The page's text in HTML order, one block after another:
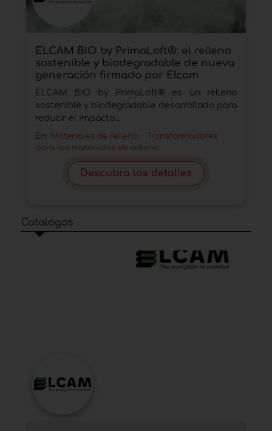
ELCAM BIO by PrimaLoft®: el relleno
sostenible y biodegradable de nueva
generación firmado por Elcam
ELCAM BIO by PrimaLoft® es un relleno
sostenible y biodegradable desarrollado para
reducir el impacto...
En: Materiales de relleno
Transformadores
para los materiales de relleno
Descubra los detalles
Catalogos